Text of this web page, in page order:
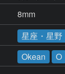
8mm
星座・星野
Okean O